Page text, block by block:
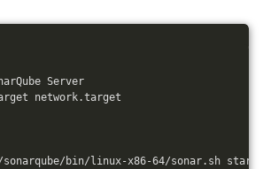
Server
network.target
bin/linux-x86-64/sonar.sh start